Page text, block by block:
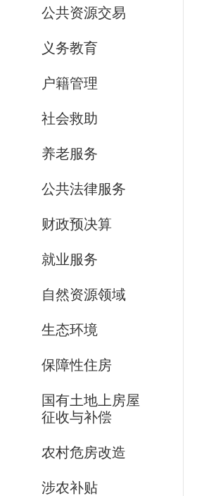
公共资源交易
义务教育
户籍管理
社会救助
养老服务
公共法律服务
财政预决算
就业服务
自然资源领域
生态环境
保障性住房
国有土地上房屋
征收与补偿
农村危房改造
涉农补贴